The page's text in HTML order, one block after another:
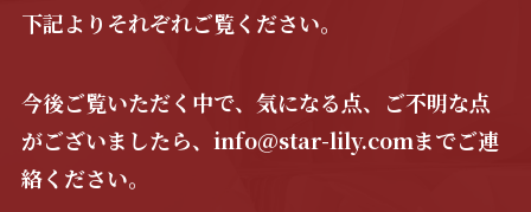
下記よりそれぞれご覧ください。
今後ご覧いただく中で、気になる点、ご不明な点
がございましたら、info@star-lily.comまでご連
絡ください。